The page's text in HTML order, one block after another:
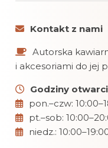
Kontakt z nami
Autorska
i akcesoriami do jej
Godziny
pon.–czw:
pt.–sob:
niedz.: